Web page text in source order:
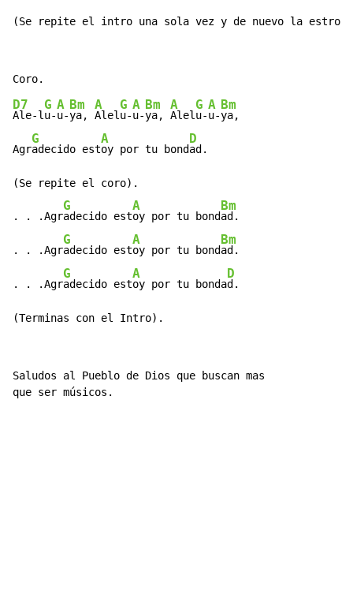
(Se repite el intro una sola vez y de nuevo la
D7
Ale-l
G
u-
A
u-
Bm
ya,
A
Alel
G
u-
A
u-
Bm
ya,
A
Alel
G
u-
A
u-
Bm
ya,
Agr
G
adecido est
A
oy por tu bond
D
ad.
(Se repite el coro).
. . .Agr
G
adecido est
A
oy por tu bond
Bm
ad.
. . .Agr
G
adecido est
A
oy por tu bond
Bm
ad.
. . .Agr
G
adecido est
A
oy por tu bonda
D
d.
(Terminas con el Intro).
Saludos al Pueblo de Dios que buscan mas
que ser músicos.